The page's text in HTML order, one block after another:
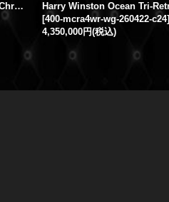
Breitling Bentley GT 2 Special Edition Chronograph 45mm Diamond White Rubber Strap
[400-mcra4wr-wg-260422-c24]
4,350,000円(税込)